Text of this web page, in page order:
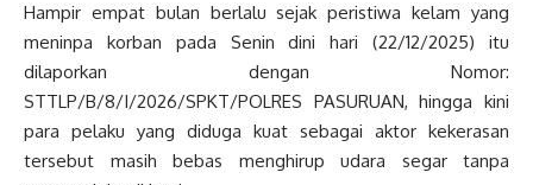
Hampir empat bulan berlalu sejak peristiwa kelam yang
meninpa korban pada Senin dini hari (22/12/2025) itu
dilaporkan dengan Nomor:
STTLP/B/8/I/2026/SPKT/POLRES PASURUAN, hingga kini
para pelaku yang diduga kuat sebagai aktor kekerasan
tersebut masih bebas menghirup udara segar tanpa